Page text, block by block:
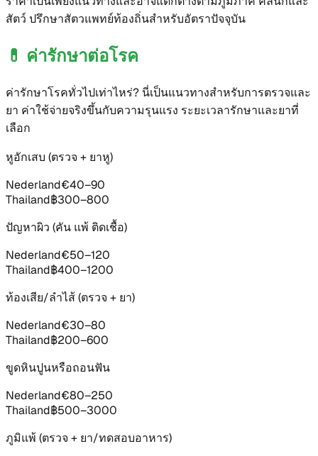
สัตว์ ปรึกษาสัตวแพทย์ท้องถิ่นสำหรับอัตราปัจจุบัน
💊 ค่ารักษาต่อโรค
ค่ารักษาโรคทั่วไปเท่าไหร่? นี่เป็นแนวทางสำหรับการตรวจและ
ยา ค่าใช้จ่ายจริงขึ้นกับความรุนแรง ระยะเวลารักษาและยาที่
เลือก
หูอักเสบ (ตรวจ + ยาหู)
Nederland€40–90
Thailand฿300–800
ปัญหาผิว (คัน แพ้ ติดเชื้อ)
Nederland€50–120
Thailand฿400–1200
ท้องเสีย/ลำไส้ (ตรวจ + ยา)
Nederland€30–80
Thailand฿200–600
ขูดหินปูนหรือถอนฟัน
Nederland€80–250
Thailand฿500–3000
ภูมิแพ้ (ตรวจ + ยา/ทดสอบอาหาร)